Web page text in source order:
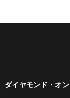
ダイヤモンド・オ